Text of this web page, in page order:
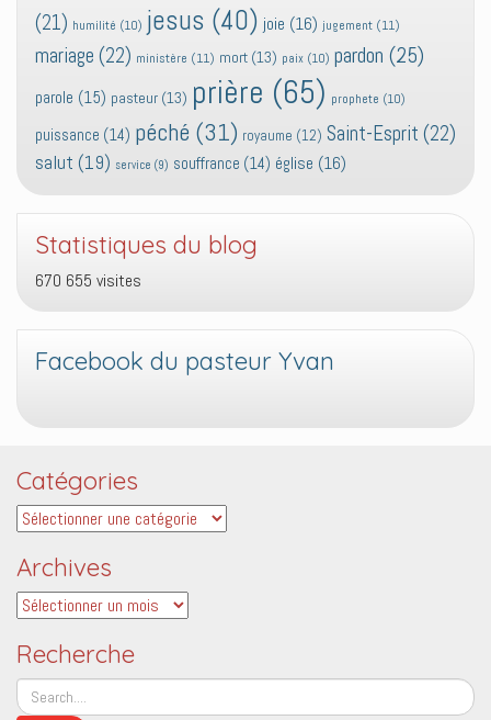
(21) humilité (10) jesus (40) joie (16) jugement (11)
mariage (22) ministère (11) mort (13) paix (10) pardon (25)
parole (15) pasteur (13) prière (65) prophete (10)
puissance (14) péché (31) royaume (12) Saint-Esprit (22)
salut (19) service (9) souffrance (14) église (16)
Statistiques du blog
670 655 visites
Facebook du pasteur Yvan
Catégories
Catégories
Archives
Archives
Recherche